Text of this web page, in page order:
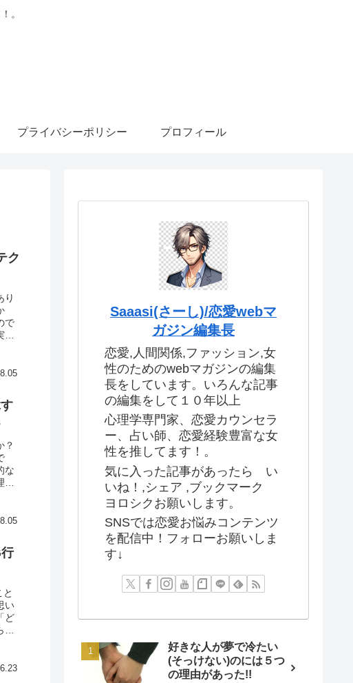
。
プライバシーポリシー プロフィール
ク
り
で
を
？
な
め
と
い
ど
れ
Saaasi(さーし)/恋愛webマ
ガジン編集長
恋愛,人間関係,ファッション,女
性のためのwebマガジンの編集
長をしています。いろんな記事
の編集をして１０年以上
心理学専門家、恋愛カウンセラ
ー、占い師、恋愛経験豊富な女
性を推してます！。
気に入った記事があったら い
いね！,シェア ,ブックマーク
ヨロシクお願いします。
SNSでは恋愛お悩みコンテンツ
を配信中！フォローお願いしま
す↓
好きな人が夢で冷たい
(そっけない)のには５つ
の理由があった!!